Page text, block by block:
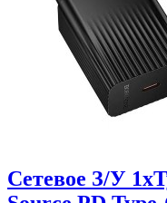
Сетевое З/У